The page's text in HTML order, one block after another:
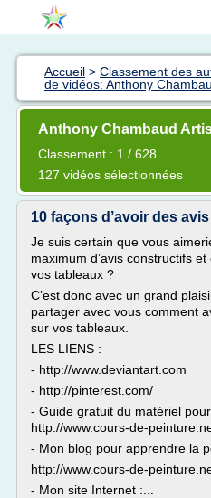
Accueil > Classement des
de vidéos: Anthony
Anthony Chambaud
Classement : 1 / 628
127 vidéos sélectionnées
10 façons d’avoir des
Je suis certain que vous
maximum d’avis constructifs
vos tableaux ?
C’est donc avec un grand
partager avec vous comment
sur vos tableaux.
LES LIENS :
- http://www.deviantart.com
- http://pinterest.com/
- Guide gratuit du matériel
http://www.cours-de-
- Mon blog pour apprendre la
http://www.cours-de-
- Mon site Internet :...